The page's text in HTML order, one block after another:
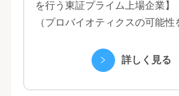
を行う東証プライム上場企業】
（プロバイオティクスの可能性
る優れた機能性飲料） ・国際事
詳しく見る